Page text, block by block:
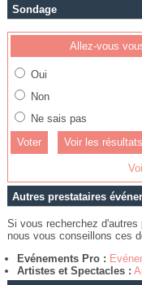
Sondage
Allez-vous
Oui
Non
Ne sais pas
Voir les résultats
Autres prestataires
Si vous recherchez d'autres
nous vous conseillons ces
Evénements Pro :
Artistes et Spectacles :